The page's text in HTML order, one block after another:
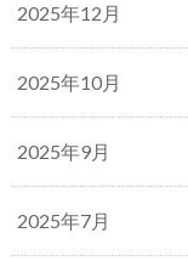
2025年12月
2025年10月
2025年9月
2025年7月